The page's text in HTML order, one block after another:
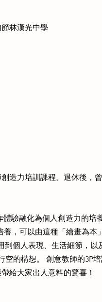
林漢光中學
造力培訓課程。退休後，
驗融化為個人創造力的培
，可以由這種「繪畫為本
個人表現、生活細節，以
的構想。 創意教師的3P培
給大家出人意料的驚喜！